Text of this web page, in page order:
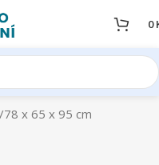
0
78 x 65 x 95 cm